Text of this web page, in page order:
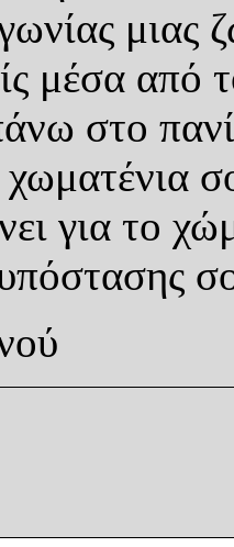
μέσα από
στο
χωματένια
για το